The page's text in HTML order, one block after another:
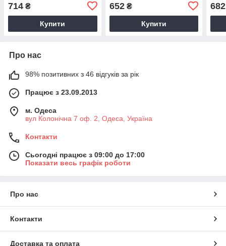
714 ₴
Купити
652₴
Купити
682
Про нас
98% позитивних з 46 відгуків за рік
Працює з 23.09.2013
м. Одеса
вул Колонічна 7 оф. 2, Одеса, Україна
Контакти
Сьогодні працює з 09:00 до 17:00
Показати весь графік роботи
Про нас
Контакти
Доставка та оплата